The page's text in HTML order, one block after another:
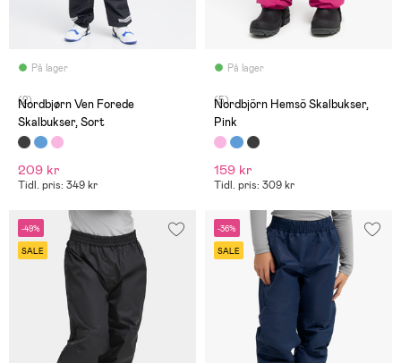
På lager
(2)
Nordbjørn Ven Forede
Skalbukser, Sort
209 kr
Tidl. pris: 349 kr
På lager
(5)
Nordbjörn Hemsö Skalbukser,
Pink
159 kr
Tidl. pris: 309 kr
-49%
SALE
-36%
SALE